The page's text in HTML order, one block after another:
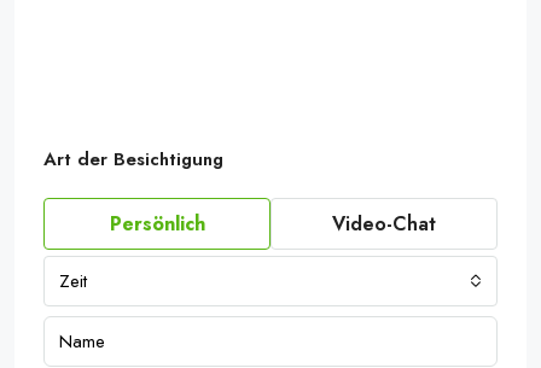
Art der Besichtigung
Persönlich Video-Chat
Zeit